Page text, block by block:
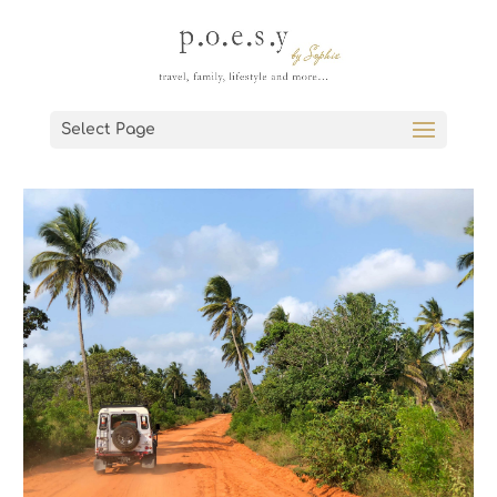
Select Page